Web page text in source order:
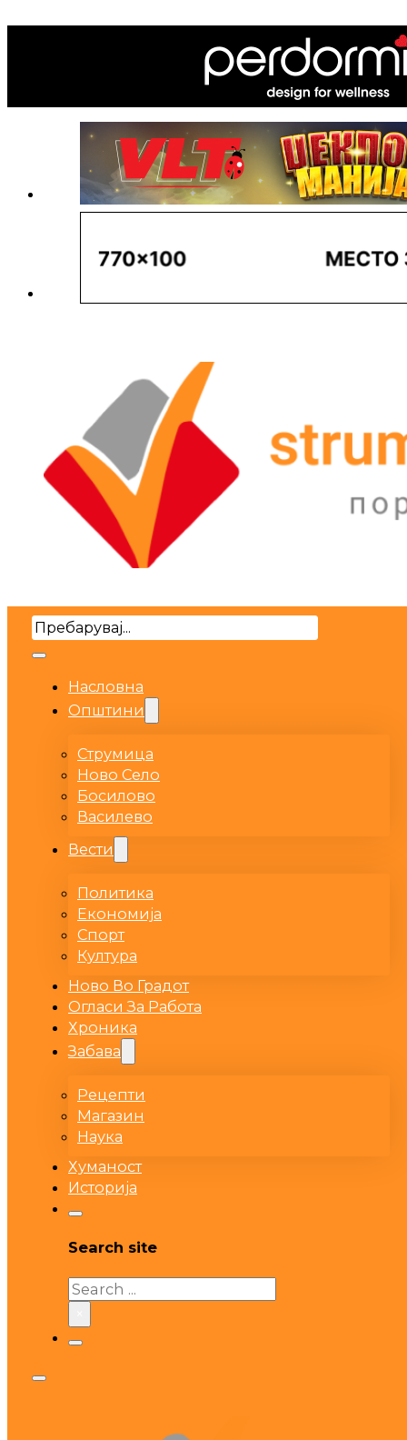
Search
Насловна
Општини
Струмица
Ново Село
Босилово
Василево
Вести
Политика
Економија
Спорт
Култура
Ново Во Градот
Огласи За Работа
Хроника
Забава
Рецепти
Магазин
Наука
Хуманост
Историја
Search site
Search